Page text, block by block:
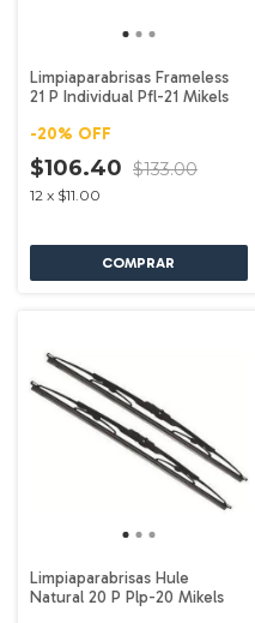
Limpiaparabrisas Frameless
21 P Individual Pfl-21 Mikels
-20% OFF
$106.40 $133.00
12 x $11.00
Limpiaparabrisas Hule
Natural 20 P Plp-20 Mikels